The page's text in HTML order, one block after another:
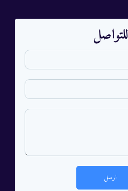
للتواصل
ارسل